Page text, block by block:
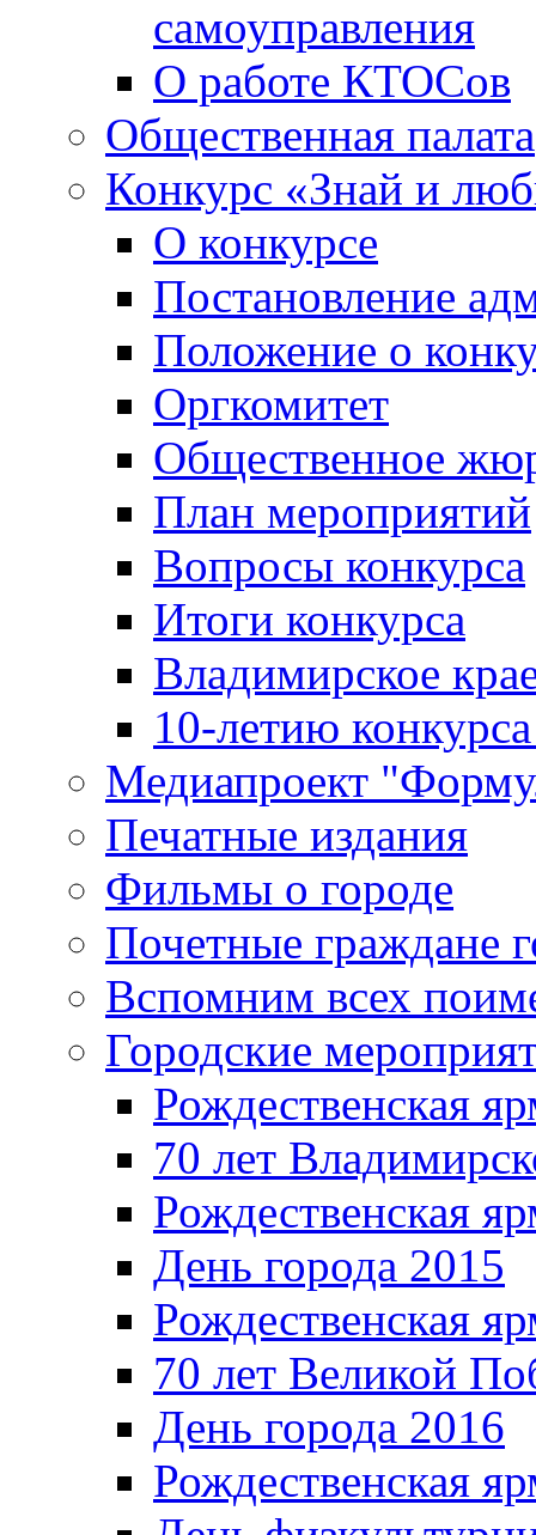
самоуправления
О работе КТОСов
Общественная палата
Конкурс «Знай и
О конкурсе
Постановление
Положение о
Оргкомитет
Общественное
План мероприятий
Вопросы конкурса
Итоги конкурса
Владимирское
10-летию
Медиапроект
Печатные издания
Фильмы о городе
Почетные граждане
Вспомним всех
Городские
Рождественская
70 лет
Рождественская
День города 2015
Рождественская
70 лет Великой
День города 2016
Рождественская